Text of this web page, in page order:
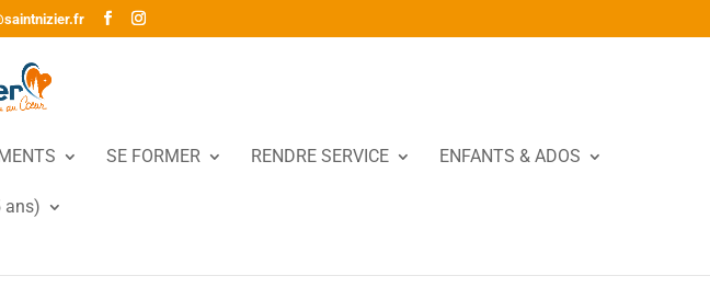
SE FORMER RENDRE SERVICE ENFANTS & ADOS
ans)